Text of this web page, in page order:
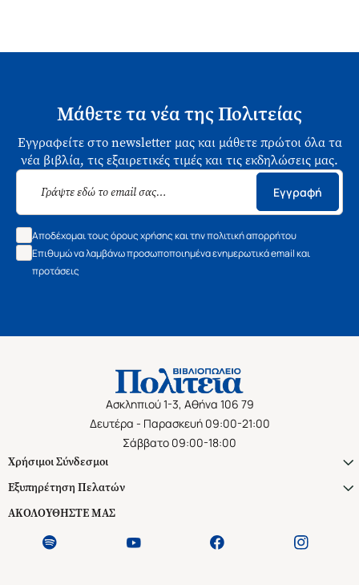
Μάθετε τα νέα της Πολιτείας
Εγγραφείτε στο newsletter μας και μάθετε πρώτοι όλα τα
νέα βιβλία, τις εξαιρετικές τιμές και τις εκδηλώσεις μας.
Εγγραφή
Αποδέχομαι τους όρους χρήσης και την πολιτική απορρήτου
Επιθυμώ να λαμβάνω προσωποποιημένα ενημερωτικά email και
προτάσεις
Ασκληπιού 1-3, Αθήνα 106 79
Δευτέρα - Παρασκευή 09:00-21:00
Σάββατο 09:00-18:00
Χρήσιμοι Σύνδεσμοι
Εξυπηρέτηση Πελατών
ΑΚΟΛΟΥΘΗΣΤΕ ΜΑΣ